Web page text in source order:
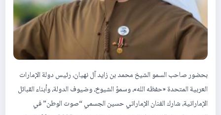
بحضور صاحب السمو الشيخ محمد بن زايد آل نهيان، رئيس دولة الإمارات
العربية المتحدة «حفظه الله»، وسموّ الشيوخ، وضيوف الدولة، وأبناء القبائل
الإماراتية، شارك الفنان الإماراتي حسين الجسمي “صوت الوطن” في